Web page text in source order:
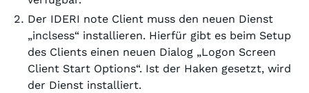
Der IDERI note Client muss den neuen Dienst
„inclsess“ installieren. Hierfür gibt es beim Setup
des Clients einen neuen Dialog „Logon Screen
Client Start Options“. Ist der Haken gesetzt, wird
der Dienst installiert.